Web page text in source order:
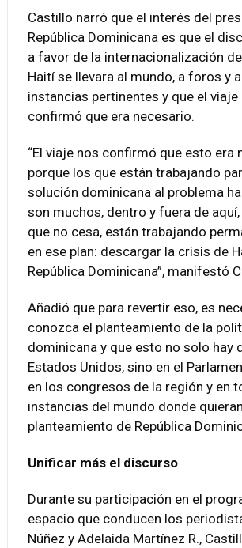
Castillo narró que el interés del
República Dominicana es que el
a favor de la internacionalización
Haití se llevara al mundo, a foros y
instancias pertinentes y que el viaje
confirmó que era necesario.
“El viaje nos confirmó que esto era
porque los que están trabajando
solución dominicana al problema
son muchos, dentro y fuera de
que no cesa, están trabajando
en ese plan: descargar la crisis de
República Dominicana”, manifestó
Añadió que para revertir eso, es
conozca el planteamiento de la
dominicana y que esto no solo hay
Estados Unidos, sino en el
en los congresos de la región y en
instancias del mundo donde
planteamiento de República
Unificar más el discurso
Durante su participación en el
espacio que conducen los
Núñez y Adelaida Martínez R.,